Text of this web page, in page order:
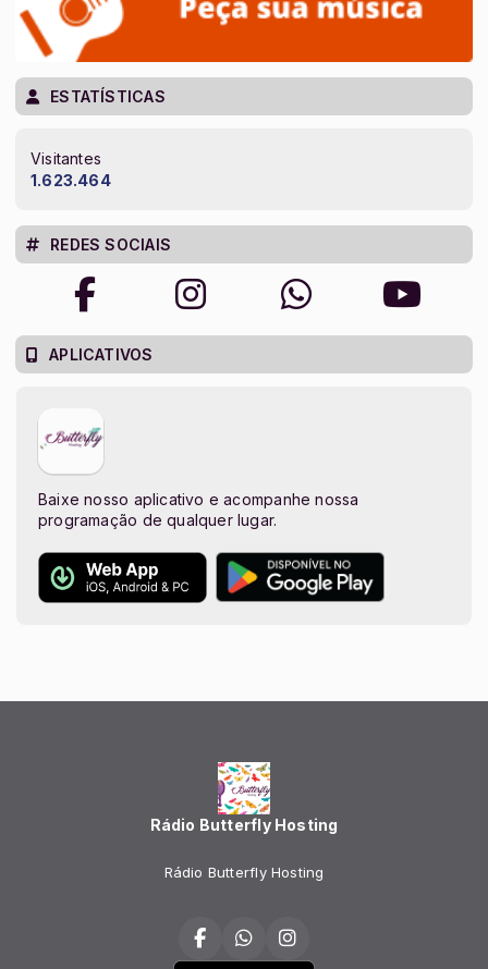
ESTATÍSTICAS
Visitantes
1.623.464
REDES SOCIAIS
APLICATIVOS
Baixe nosso aplicativo e acompanhe nossa
programação de qualquer lugar.
Rádio Butterfly Hosting
Rádio Butterfly Hosting